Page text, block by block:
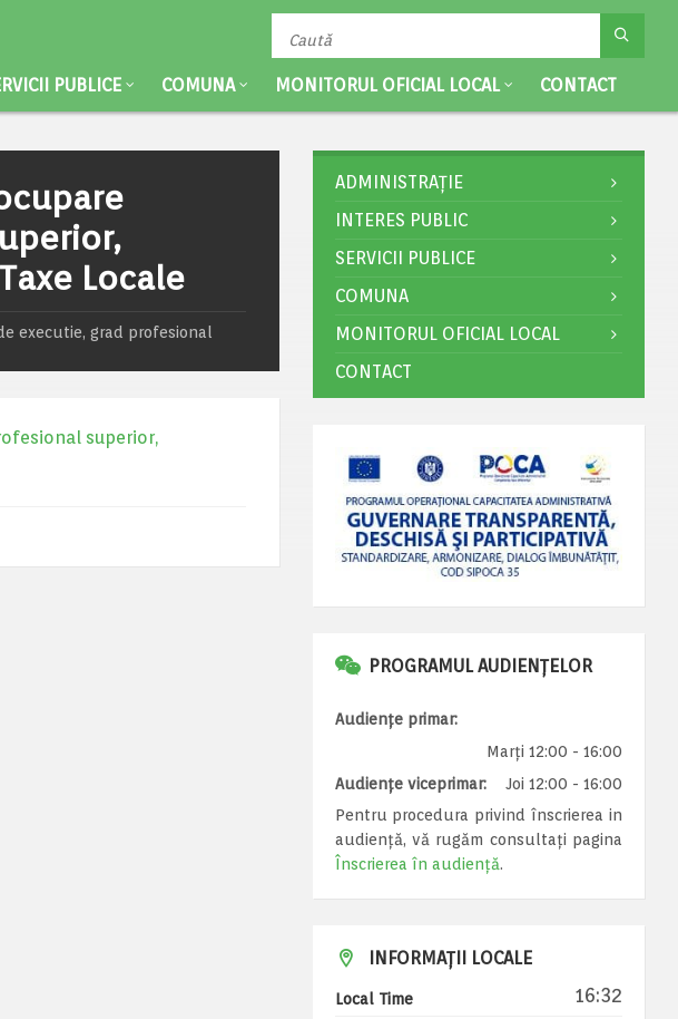
PUBLICE COMUNA MONITORUL OFICIAL LOCAL CONTACT
Locale
executie, grad profesional
superior,
ADMINISTRAȚIE
INTERES PUBLIC
SERVICII PUBLICE
COMUNA
MONITORUL OFICIAL LOCAL
CONTACT
PROGRAMUL AUDIENȚELOR
Audiențe primar:
Marți 12:00 - 16:00
Audiențe viceprimar:
Joi 12:00 - 16:00
Pentru procedura privind înscrierea in
audiență, vă rugăm consultați pagina
Înscrierea în audiență.
INFORMAȚII LOCALE
Local Time 16:32